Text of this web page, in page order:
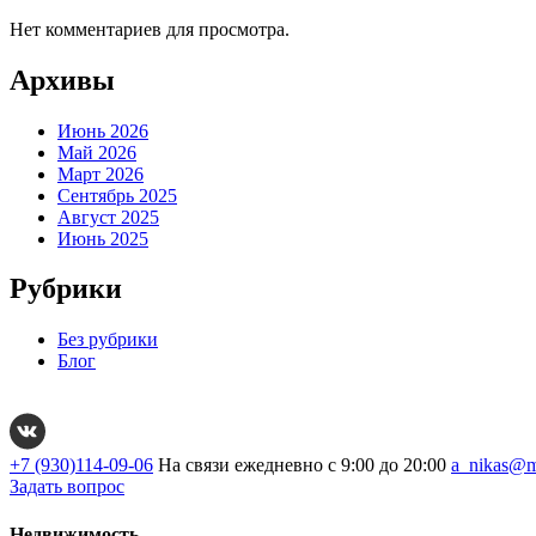
Нет комментариев для просмотра.
Архивы
Июнь 2026
Май 2026
Март 2026
Сентябрь 2025
Август 2025
Июнь 2025
Рубрики
Без рубрики
Блог
+7 (930)114-09-06 На связи ежедневно с 9:00 до 20:00
Задать вопрос